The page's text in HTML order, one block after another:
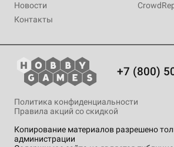
Новости
Контакты
+7 (800)
Копирование материалов разрешено
администрации
Политика конфиденциальности
Правила акций со скидкой